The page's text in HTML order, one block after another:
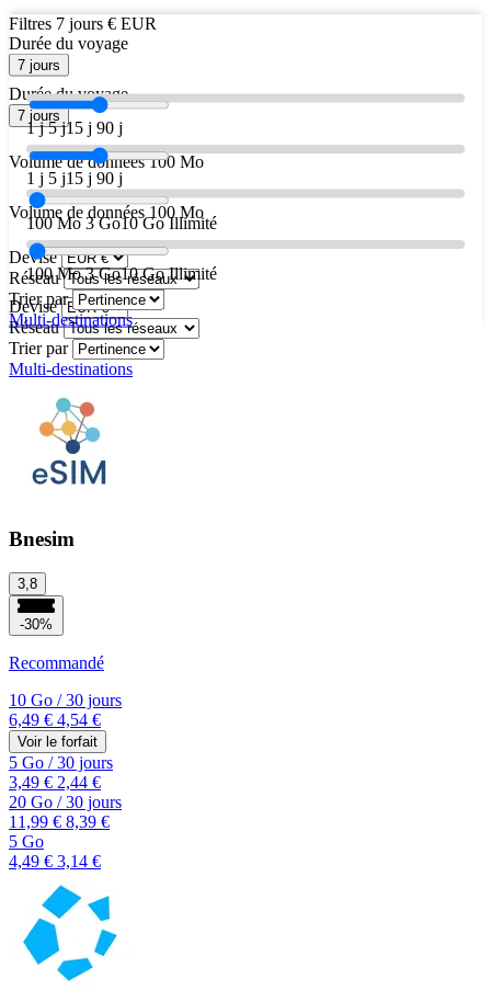
Filtres 7 jours € EUR
Durée du voyage
7 jours
1 j 5 j15 j 90 j
Volume de données 100 Mo
100 Mo 3 Go10 Go Illimité
Devise
Réseau
Trier par
Multi-destinations
Durée du voyage
7 jours
1 j 5 j15 j 90 j
Volume de données 100 Mo
100 Mo 3 Go10 Go Illimité
Devise
Réseau
Trier par
Multi-destinations
Bnesim
3,8
-30%
Recommandé
10 Go /30 jours
6,49 € 4,54 €
Voir le forfait
5 Go /30 jours
3,49 € 2,44 €
20 Go /30 jours
11,99 € 8,39 €
5 Go
4,49 € 3,14 €